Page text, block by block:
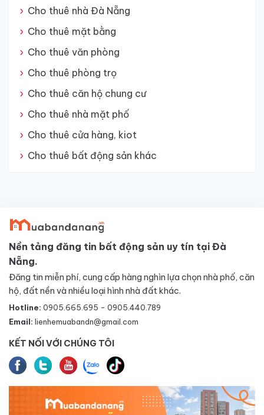
Cho thuê nhà Đà Nẵng
Cho thuê mặt bằng
Cho thuê văn phòng
Cho thuê phòng trọ
Cho thuê căn hộ chung cư
Cho thuê nhà mặt phố
Cho thuê cửa hàng, kiot
Cho thuê bất động sản khác
Nền tảng đăng tin bất động sản uy tín tại Đà
Nẵng.
Đăng tin miễn phí, cung cấp hàng nghìn lựa chọn nhà phố, căn
hộ, đất nền và nhiều loại hình nhà đất khác.
Hotline: 0905.665.695 - 0905.440.789
Email: lienhemuabandn@gmail.com
KẾT NỐI VỚI CHÚNG TÔI